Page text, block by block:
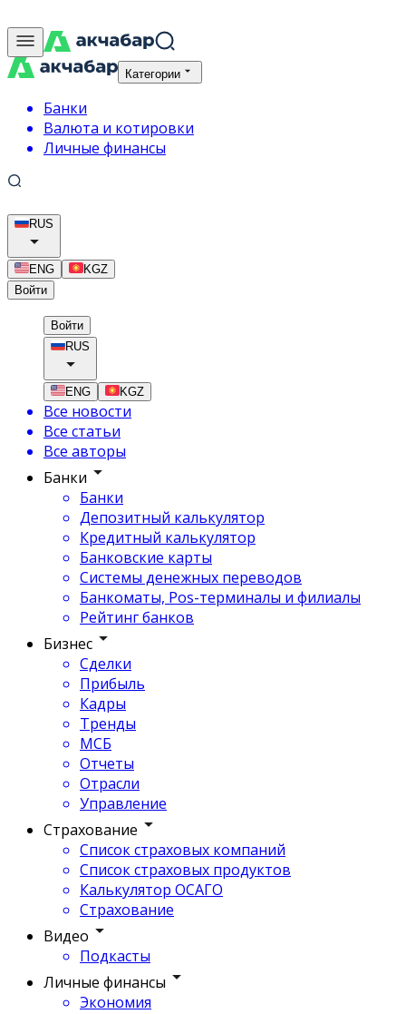
Категории
Банки
Валюта и котировки
Личные финансы
RUS
ENG
KGZ
Войти
Войти
RUS
ENG KGZ
Все новости
Все статьи
Все авторы
Банки
Банки
Депозитный калькулятор
Кредитный калькулятор
Банковские карты
Системы денежных переводов
Банкоматы, Pos-терминалы и филиалы
Рейтинг банков
Бизнес
Сделки
Прибыль
Кадры
Тренды
МСБ
Отчеты
Отрасли
Управление
Страхование
Список страховых компаний
Список страховых продуктов
Калькулятор ОСАГО
Страхование
Видео
Подкасты
Личные финансы
Экономия